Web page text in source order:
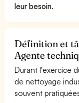
leur besoin.
Définition et
Agente
Durant l'exercice
de nettoyage
souvent